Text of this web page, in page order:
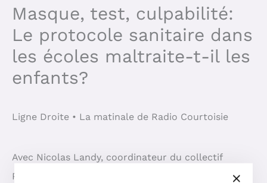
Masque, test, culpabilité:
Le protocole sanitaire dans
les écoles maltraite-t-il les
enfants?
Ligne Droite • La matinale de Radio Courtoisie
Avec Nicolas Landy, coordinateur du collectif
Parents Atterrés